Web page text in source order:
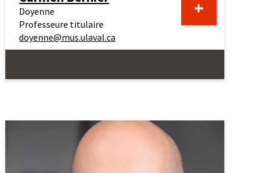
Doyenne
Professeure titulaire
doyenne@mus.ulaval.ca
En
plus
+